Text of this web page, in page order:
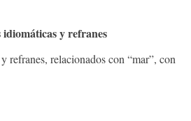
y refranes
refranes, relacionados con “mar”, con